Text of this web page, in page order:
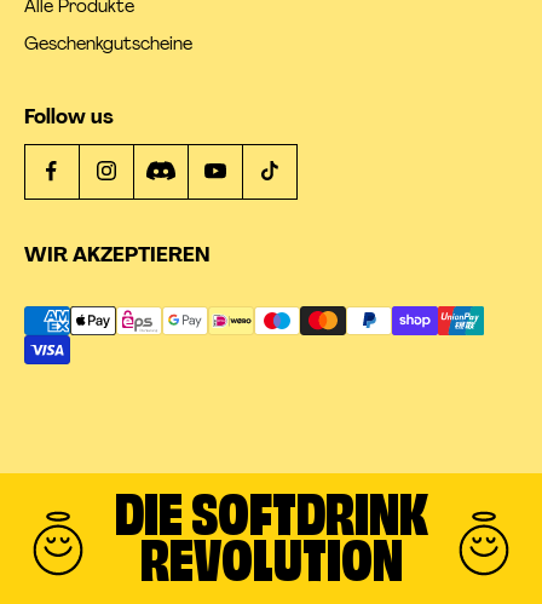
Alle Produkte
Geschenkgutscheine
Follow us
WIR AKZEPTIEREN
DIE SOFTDRINK
REVOLUTION